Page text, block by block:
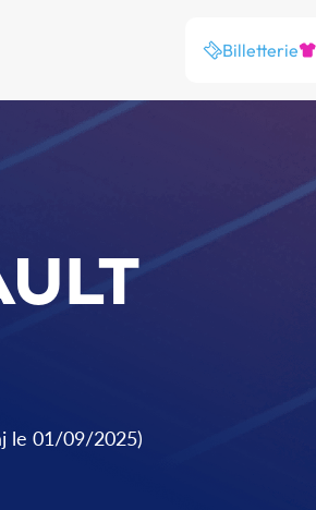
Billetterie
le 01/09/2025)